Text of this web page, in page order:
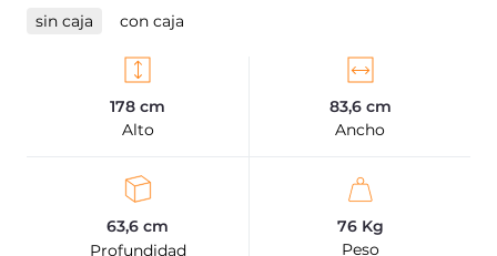
sin caja
con caja
178 cm
Alto
83,6 cm
Ancho
63,6 cm
Profundidad
76 Kg
Peso